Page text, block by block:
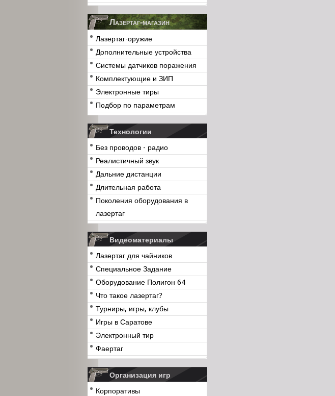
Лазертаг-магазин
Лазертаг-оружие
Дополнительные устройства
Системы датчиков поражения
Комплектующие и ЗИП
Электронные тиры
Подбор по параметрам
Технологии
Без проводов - радио
Реалистичный звук
Дальние дистанции
Длительная работа
Поколения оборудования в
лазертаг
Видеоматериалы
Лазертаг для чайников
Специальное Задание
Оборудование Полигон 64
Что такое лазертаг?
Турниры, игры, клубы
Игры в Саратове
Электронный тир
Фаертаг
Организация игр
Корпоративы